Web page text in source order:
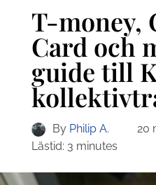
T-money,
Card och
guide till
By Philip A.
20
Lästid: 3 minutes